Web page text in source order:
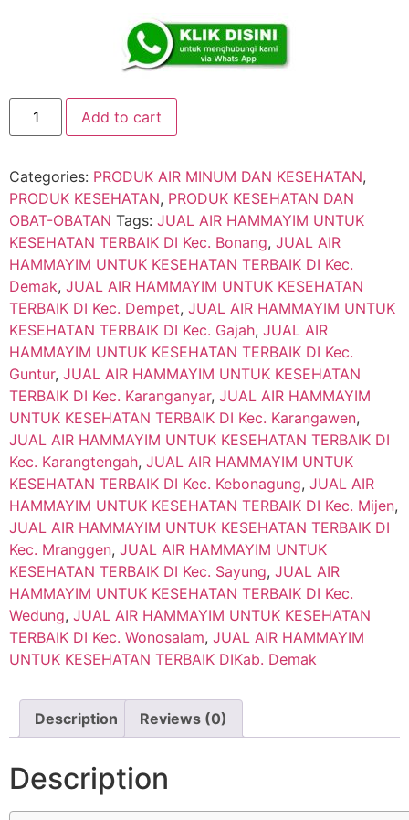
Add to cart
Categories: PRODUK AIR MINUM DAN KESEHATAN,
PRODUK KESEHATAN, PRODUK KESEHATAN DAN
OBAT-OBATAN Tags: JUAL AIR HAMMAYIM UNTUK
KESEHATAN TERBAIK DI Kec. Bonang, JUAL AIR
HAMMAYIM UNTUK KESEHATAN TERBAIK DI Kec.
Demak, JUAL AIR HAMMAYIM UNTUK KESEHATAN
TERBAIK DI Kec. Dempet, JUAL AIR HAMMAYIM UNTUK
KESEHATAN TERBAIK DI Kec. Gajah, JUAL AIR
HAMMAYIM UNTUK KESEHATAN TERBAIK DI Kec.
Guntur, JUAL AIR HAMMAYIM UNTUK KESEHATAN
TERBAIK DI Kec. Karanganyar, JUAL AIR HAMMAYIM
UNTUK KESEHATAN TERBAIK DI Kec. Karangawen,
JUAL AIR HAMMAYIM UNTUK KESEHATAN TERBAIK DI
Kec. Karangtengah, JUAL AIR HAMMAYIM UNTUK
KESEHATAN TERBAIK DI Kec. Kebonagung, JUAL AIR
HAMMAYIM UNTUK KESEHATAN TERBAIK DI Kec. Mijen,
JUAL AIR HAMMAYIM UNTUK KESEHATAN TERBAIK DI
Kec. Mranggen, JUAL AIR HAMMAYIM UNTUK
KESEHATAN TERBAIK DI Kec. Sayung, JUAL AIR
HAMMAYIM UNTUK KESEHATAN TERBAIK DI Kec.
Wedung, JUAL AIR HAMMAYIM UNTUK KESEHATAN
TERBAIK DI Kec. Wonosalam, JUAL AIR HAMMAYIM
UNTUK KESEHATAN TERBAIK DIKab. Demak
Description Reviews (0)
Description